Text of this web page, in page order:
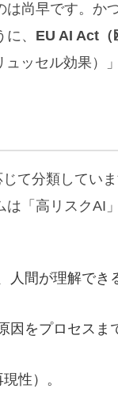
は尚早です。か
、 EU AI Act（
ッセル効果）
て分類してい
「高リスクAI
人間が理解でき
因をプロセスま
性）。